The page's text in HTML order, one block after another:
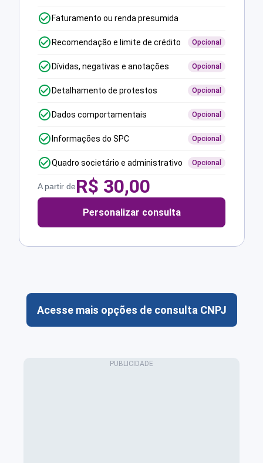
Faturamento ou renda presumida
Recomendação e limite de crédito Opcional
Dívidas, negativas e anotações Opcional
Detalhamento de protestos Opcional
Dados comportamentais Opcional
Informações do SPC Opcional
Quadro societário e administrativo Opcional
A partir deR$ 30,00
Personalizar consulta
Acesse mais opções de consulta CNPJ